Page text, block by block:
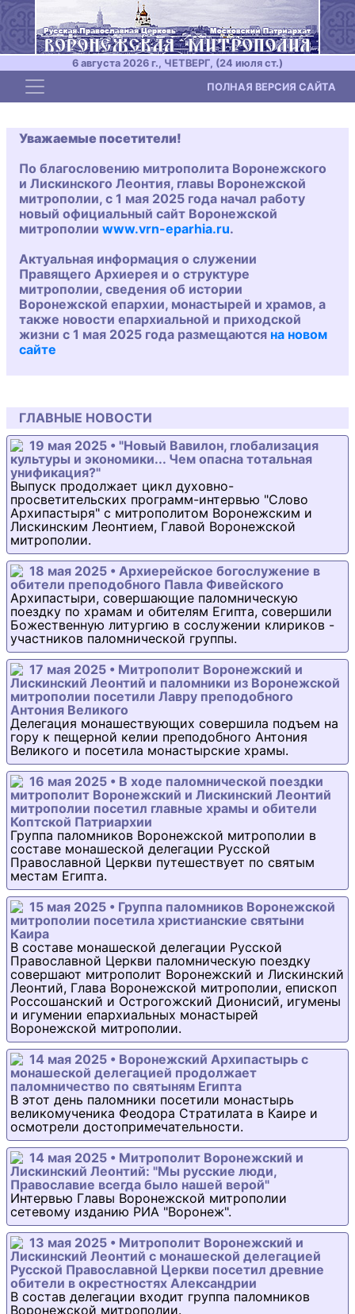
6 августа 2026 г., ЧЕТВЕРГ, (24 июля ст.)
Toggle navigation ПОЛНАЯ ВЕРСИЯ САЙТА
Уважаемые посетители!
По благословению митрополита Воронежского
и Лискинского Леонтия, главы Воронежской
митрополии, с 1 мая 2025 года начал работу
новый официальный сайт Воронежской
митрополии www.vrn-eparhia.ru.
Актуальная информация о служении
Правящего Архиерея и о структуре
митрополии, сведения об истории
Воронежской епархии, монастырей и храмов, а
также новости епархиальной и приходской
жизни с 1 мая 2025 года размещаются на новом
сайте
ГЛАВНЫЕ НОВОСТИ
19 мая 2025 • "Новый Вавилон, глобализация
культуры и экономики... Чем опасна тотальная
унификация?"
Выпуск продолжает цикл духовно-
просветительских программ-интервью "Слово
Архипастыря" с митрополитом Воронежским и
Лискинским Леонтием, Главой Воронежской
митрополии.
18 мая 2025 • Архиерейское богослужение в
обители преподобного Павла Фивейского
Архипастыри, совершающие паломническую
поездку по храмам и обителям Египта, совершили
Божественную литургию в сослужении клириков -
участников паломнической группы.
17 мая 2025 • Митрополит Воронежский и
Лискинский Леонтий и паломники из Воронежской
митрополии посетили Лавру преподобного
Антония Великого
Делегация монашествующих совершила подъем на
гору к пещерной келии преподобного Антония
Великого и посетила монастырские храмы.
16 мая 2025 • В ходе паломнической поездки
митрополит Воронежский и Лискинский Леонтий
митрополии посетил главные храмы и обители
Коптской Патриархии
Группа паломников Воронежской митрополии в
составе монашеской делегации Русской
Православной Церкви путешествует по святым
местам Египта.
15 мая 2025 • Группа паломников Воронежской
митрополии посетила христианские святыни
Каира
В составе монашеской делегации Русской
Православной Церкви паломническую поездку
совершают митрополит Воронежский и Лискинский
Леонтий, Глава Воронежской митрополии, епископ
Россошанский и Острогожский Дионисий, игумены
и игумении епархиальных монастырей
Воронежской митрополии.
14 мая 2025 • Воронежский Архипастырь с
монашеской делегацией продолжает
паломничество по святыням Египта
В этот день паломники посетили монастырь
великомученика Феодора Стратилата в Каире и
осмотрели достопримечательности.
14 мая 2025 • Митрополит Воронежский и
Лискинский Леонтий: "Мы русские люди,
Православие всегда было нашей верой"
Интервью Главы Воронежской митрополии
сетевому изданию РИА "Воронеж".
13 мая 2025 • Митрополит Воронежский и
Лискинский Леонтий с монашеской делегацией
Русской Православной Церкви посетил древние
обители в окрестностях Александрии
В состав делегации входит группа паломников
Воронежской митрополии.